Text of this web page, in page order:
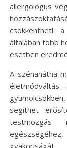
allergológus
csökkentheti
általában több
esetben
A szénanátha
segíthet
testmozgás
gyakoriságát.